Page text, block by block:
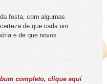
festa, com algumas
de que cada um
e de que novos
completo, clique aqui